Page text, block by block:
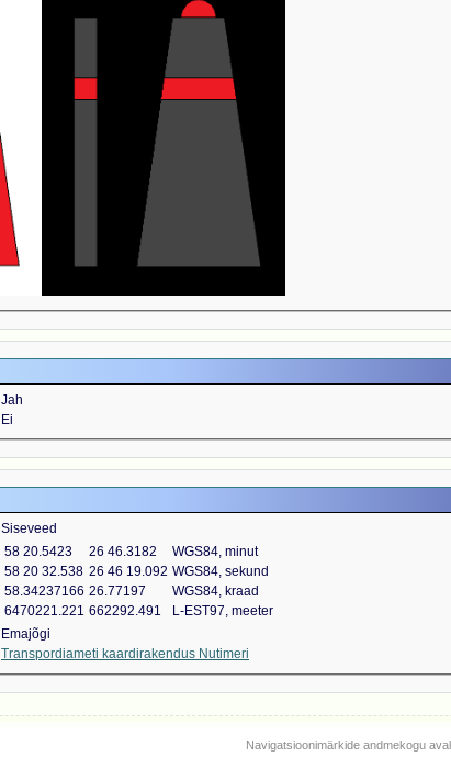
Jah
Ei
Siseveed
58 20.5423 26 46.3182
WGS84, minut
58 20 32.538 26 46 19.092 WGS84, sekund
58.34237166 26.77197
WGS84, kraad
6470221.221 662292.491
L-EST97, meeter
Emajõgi
Transpordiameti kaardirakendus Nutimeri
Navigatsioonimärkide andmekogu